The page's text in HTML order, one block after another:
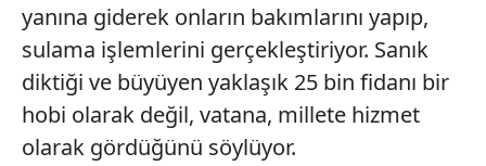
yanına giderek onların bakımlarını yapıp,
sulama işlemlerini gerçekleştiriyor. Sanık
diktiği ve büyüyen yaklaşık 25 bin fidanı bir
hobi olarak değil, vatana, millete hizmet
olarak gördüğünü söylüyor.